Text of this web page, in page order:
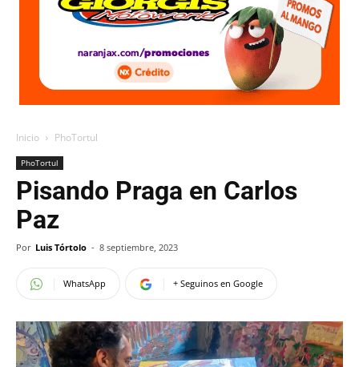
Inicio PhoTortul
PhoTortul
Pisando Praga en Carlos
Paz
Por Luis Tórtolo - 8 septiembre, 2023
WhatsApp + Seguinos en Google